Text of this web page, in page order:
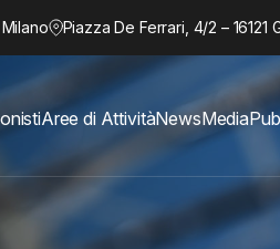
Piazza De Ferrari, 4/2 – 16121
Aree di AttivitàNewsMedia